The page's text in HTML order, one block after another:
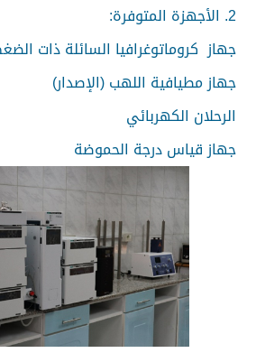
2. الأجهزة المتوفرة:
جهاز كروماتوغرافيا السائلة ذات
جهاز مطيافية اللهب (الإصدار)
الرحلان الكهربائي
جهاز قياس درجة الحموضة